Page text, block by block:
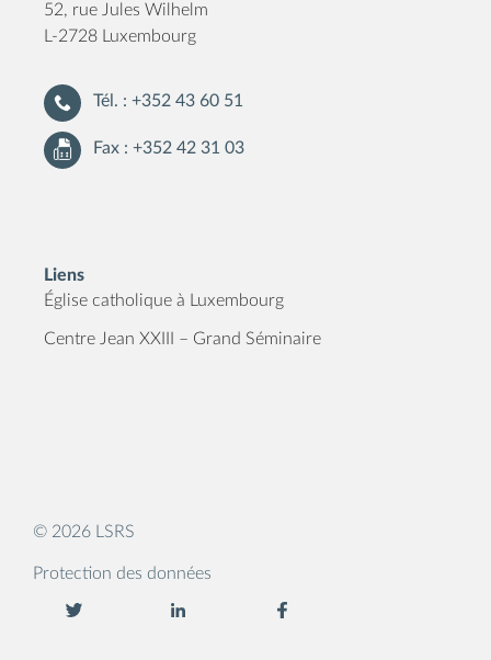
52, rue Jules Wilhelm
L-2728 Luxembourg
Tél. : +352 43 60 51
Fax : +352 42 31 03
Liens
Église catholique à Luxembourg
Centre Jean XXIII – Grand Séminaire
© 2026 LSRS
Protection des données